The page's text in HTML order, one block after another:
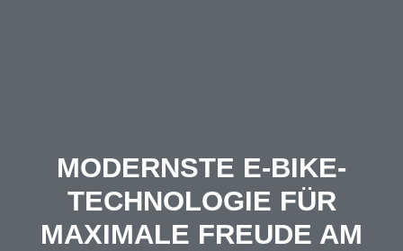
MODERNSTE E-BIKE-
TECHNOLOGIE FÜR
MAXIMALE FREUDE AM